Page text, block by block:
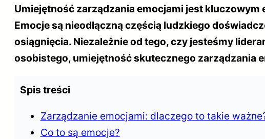
Umiejętność zarządzania emocjami jest
Emocje są nieodłączną częścią ludzkiego
osiągnięcia. Niezależnie od tego, czy jesteśmy
osobistego, umiejętność skutecznego zarządzania
Spis treści
Zarządzanie emocjami: dlaczego to takie
Co to są emocje?